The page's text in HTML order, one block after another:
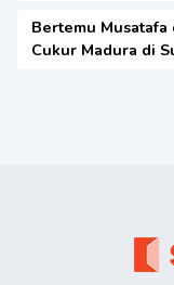
Bertemu Musatafa
Cukur Madura di